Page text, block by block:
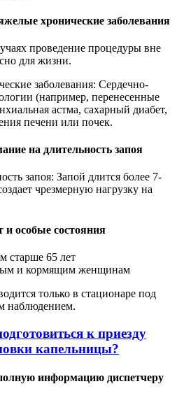
хронические заболевания
проведение процедуры вне
для жизни.
заболевания: Сердечно-
(например, перенесенные
астма, сахарный диабет,
печени или почек.
на длительность запоя
запоя: Запой длится более 7-
чрезмерную нагрузку на
и особые состояния
старше 65 лет
и кормящим женщинам
только в стационаре под
наблюдением.
к приезду
капельницы?
информацию диспетчеру